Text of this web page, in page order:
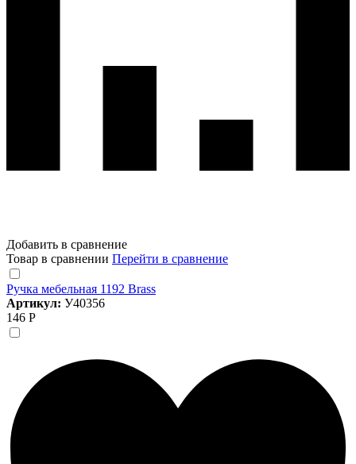
Добавить в сравнение
Товар в сравнении Перейти в сравнение
Ручка мебельная 1192 Brass
Артикул: У40356
146 Р